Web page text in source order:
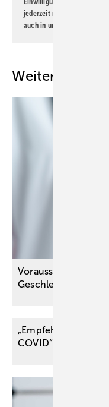
jederzeit möglich.
auch in unserer
Weitere Inhalte
Voraussetzungen
„Empfehlung für
COVID“ der